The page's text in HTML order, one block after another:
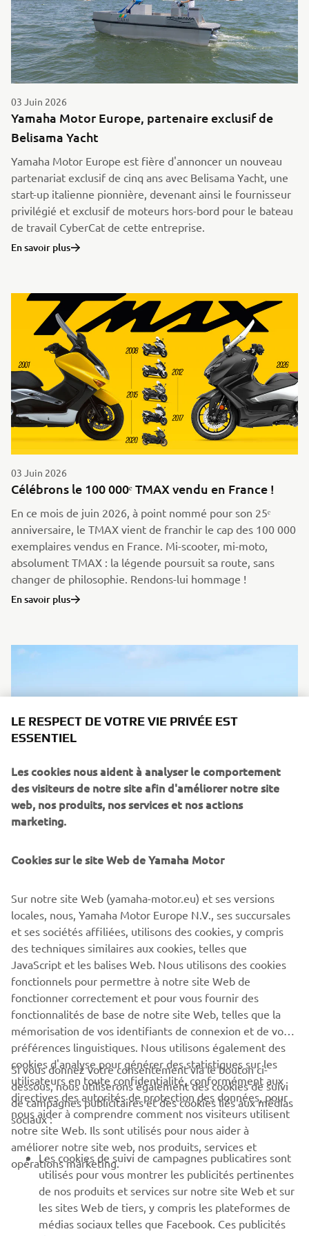
03 Juin 2026
Yamaha Motor Europe, partenaire exclusif de
Belisama Yacht
Yamaha Motor Europe est fière d'annoncer un nouveau
partenariat exclusif de cinq ans avec Belisama Yacht, une
start-up italienne pionnière, devenant ainsi le fournisseur
privilégié et exclusif de moteurs hors-bord pour le bateau
de travail CyberCat de cette entreprise.
En savoir plus
03 Juin 2026
Célébrons le 100 000ᵉ TMAX vendu en France !
En ce mois de juin 2026, à point nommé pour son 25ᵉ
anniversaire, le TMAX vient de franchir le cap des 100 000
exemplaires vendus en France. Mi-scooter, mi-moto,
absolument TMAX : la légende poursuit sa route, sans
changer de philosophie. Rendons-lui hommage !
En savoir plus
02 Juin 2026
La gamme Off Road Competition 2027 de Yamaha incarne
plus que jamais l'ADN de Yamaha Racing, en phase avec la
quête incessante d'amélioration et d'innovation de la
marque pour s'assurer un avantage concurrentiel.
En savoir plus
17 Mai 2026
Yamaha Motor Europe, fournisseur officiel de
Luna Rossa pour la 38ᵉ édition de l'America’s Cup
LE RESPECT DE VOTRE VIE PRIVÉE EST
ESSENTIEL
Les cookies nous aident à analyser le comportement
des visiteurs de notre site afin d'améliorer notre site
web, nos produits, nos services et nos actions
marketing.
Cookies sur le site Web de Yamaha Motor
Sur notre site Web (yamaha-motor.eu) et ses versions
locales, nous, Yamaha Motor Europe N.V., ses succursales
et ses sociétés affiliées, utilisons des cookies, y compris
des techniques similaires aux cookies, telles que
JavaScript et les balises Web. Nous utilisons des cookies
fonctionnels pour permettre à notre site Web de
fonctionner correctement et pour vous fournir des
fonctionnalités de base de notre site Web, telles que la
mémorisation de vos identifiants de connexion et de vos
préférences linguistiques. Nous utilisons également des
cookies d'analyse pour générer des statistiques sur les
utilisateurs en toute confidentialité, conformément aux
directives des autorités de protection des données, pour
nous aider à comprendre comment nos visiteurs utilisent
notre site Web. Ils sont utilisés pour nous aider à
améliorer notre site web, nos produits, services et
opérations marketing.
Si vous donnez votre consentement via le bouton ci-
dessous, nous utiliserons également des cookies de suivi
de campagnes publicitaires et des cookies liés aux médias
sociaux :
Les cookies de suivi de campagnes publicatires sont
utilisés pour vous montrer les publicités pertinentes
de nos produits et services sur notre site Web et sur
les sites Web de tiers, y compris les plateformes de
médias sociaux telles que Facebook. Ces publicités